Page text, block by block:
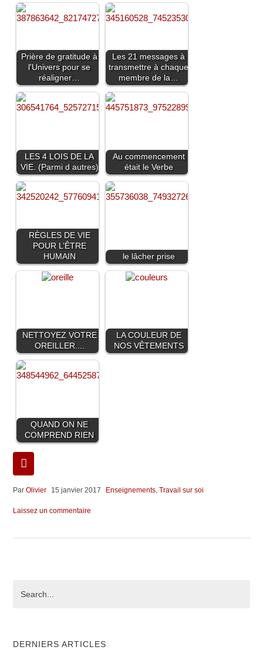
Prière de gratitude à
l'Univers pour se
réaligner…
Les 21 messages à
transmettre à chaque
membre de la…
LES 4 LOIS DE LA
VIE. (Parmi d autres)
Au commencement
était le Verbe
RÈGLES DE VIE
POUR L’ÊTRE
HUMAIN
le lâcher prise
NETTOYEZ VOTRE
OREILLER....
LA COULEUR DE
NOS VÊTEMENTS
QUAND ON NE
COMPREND RIEN
ParOlivier 15 janvier 2017 Enseignements,Travail sur soi
Laissez un commentaire
DERNIERS ARTICLES